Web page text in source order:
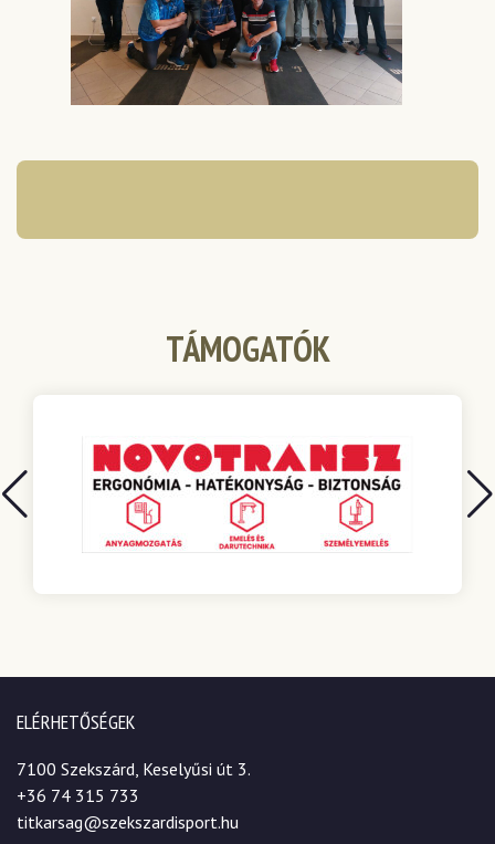
TÁMOGATÓK
ELÉRHETŐSÉGEK
7100 Szekszárd, Keselyűsi út 3.
+36 74 315 733
titkarsag@szekszardisport.hu